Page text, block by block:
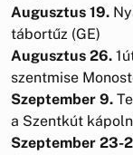
Augusztus 19.
tábortűz (GE)
Augusztus 26.
szentmise
Szeptember 9.
a Szentkút
Szeptember 23-